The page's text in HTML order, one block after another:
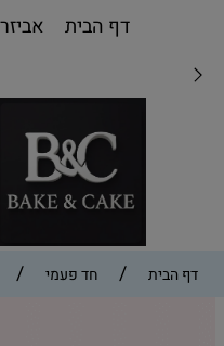
דף הבית
דף הבית / חד פעמי /